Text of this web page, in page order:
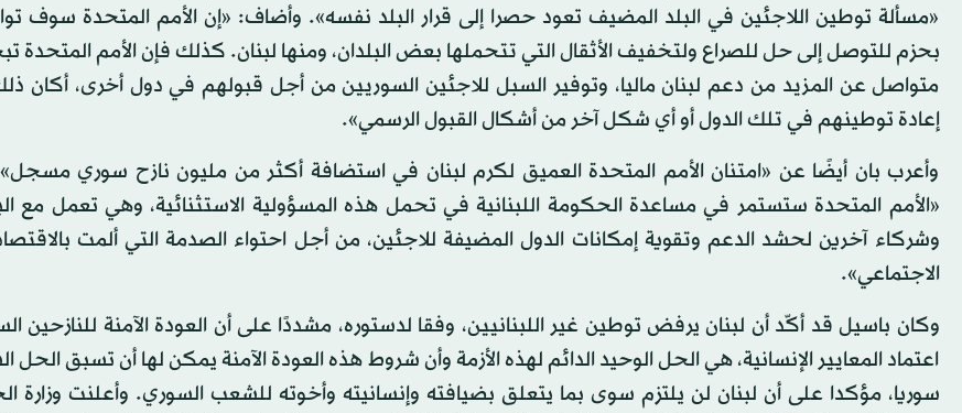
«مسألة توطين اللاجئين في البلد المضيف تعود حصرا إلى قرار البلد نفسه». وأضاف: «إن الأمم المتحدة سوف
بحزم للتوصل إلى حل للصراع ولتخفيف الأثقال التي تتحملها بعض البلدان، ومنها لبنان. كذلك فإن الأمم
متواصل عن المزيد من دعم لبنان ماليا، وتوفير السبل للاجئين السوريين من أجل قبولهم في دول أخرى، أكان
إعادة توطينهم في تلك الدول أو أي شكل آخر من أشكال القبول الرسمي».
وأعرب بان أيضًا عن «امتنان الأمم المتحدة العميق لكرم لبنان في استضافة أكثر من مليون نازح سوري
«الأمم المتحدة ستستمر في مساعدة الحكومة اللبنانية في تحمل هذه المسؤولية الاستثنائية، وهي تعمل مع
وشركاء آخرين لحشد الدعم وتقوية إمكانات الدول المضيفة للاجئين، من أجل احتواء الصدمة التي ألمت
الاجتماعي».
وكان باسيل قد أكّد أن لبنان يرفض توطين غير اللبنانيين، وفقا لدستوره، مشددًا على أن العودة الآمنة للنازحين
اعتماد المعايير الإنسانية، هي الحل الوحيد الدائم لهذه الأزمة وأن شروط هذه العودة الآمنة يمكن لها أن تسبق
سوريا، مؤكدا على أن لبنان لن يلتزم سوى بما يتعلق بضيافته وإنسانيته وأخوته للشعب السوري. وأعلنت وزارة